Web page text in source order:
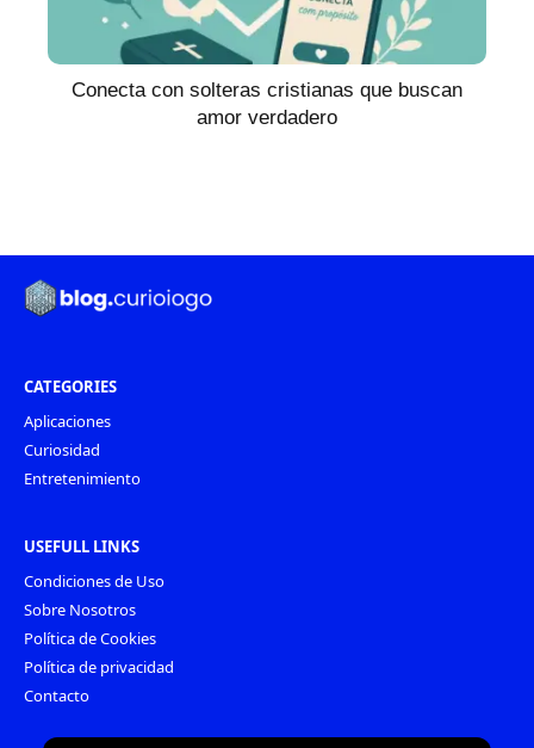
Conecta con solteras cristianas que buscan
amor verdadero
CATEGORIES
Aplicaciones
Curiosidad
Entretenimiento
USEFULL LINKS
Condiciones de Uso
Sobre Nosotros
Política de Cookies
Política de privacidad
Contacto